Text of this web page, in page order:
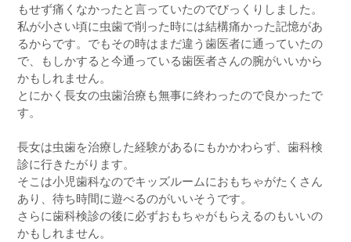
もせず痛くなかったと言っていたのでびっくりしました。
私が小さい頃に虫歯で削った時には結構痛かった記憶があ
るからです。でもその時はまだ違う歯医者に通っていたの
で、もしかすると今通っている歯医者さんの腕がいいから
かもしれません。
とにかく長女の虫歯治療も無事に終わったので良かったで
す。
長女は虫歯を治療した経験があるにもかかわらず、歯科検
診に行きたがります。
そこは小児歯科なのでキッズルームにおもちゃがたくさん
あり、待ち時間に遊べるのがいいそうです。
さらに歯科検診の後に必ずおもちゃがもらえるのもいいの
かもしれません。